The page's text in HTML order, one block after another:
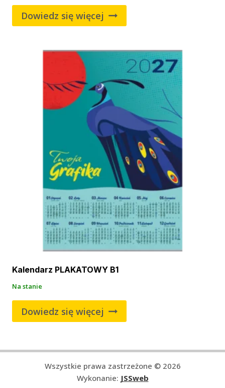
Dowiedz się więcej
Kalendarz PLAKATOWY B1
Na stanie
Dowiedz się więcej
Wszystkie prawa zastrzeżone © 2026
Wykonanie: JSSweb